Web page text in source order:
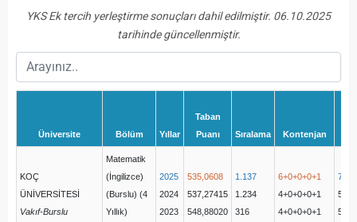
YKS Ek tercih yerleştirme sonuçları dahil edilmiştir. 06.10.2025
tarihinde güncellenmiştir.
Üniversite Bölüm Yıllar
Taban
Puanı
Sıralama Kontenjan
KOÇ
ÜNİVERSİTESİ
Vakıf-Burslu
Matematik
(İngilizce)
(Burslu) (4
Yıllık)
2025
2024
2023
535,0608
537,27415
548,88020
1.137
1.234
316
6+0+0+0+1
4+0+0+0+1
4+0+0+0+1
5